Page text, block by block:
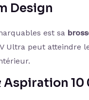
Design
est sa
Ultra peut atteindre
Aspiration 10